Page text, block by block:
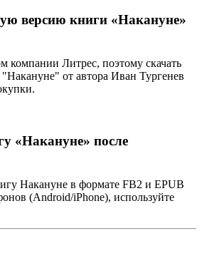
версию книги «Накануне»
компании Литрес, поэтому скачать
от автора Иван Тургенев
«Накануне» после
Накануне в формате FB2 и EPUB
(Android/iPhone), используйте